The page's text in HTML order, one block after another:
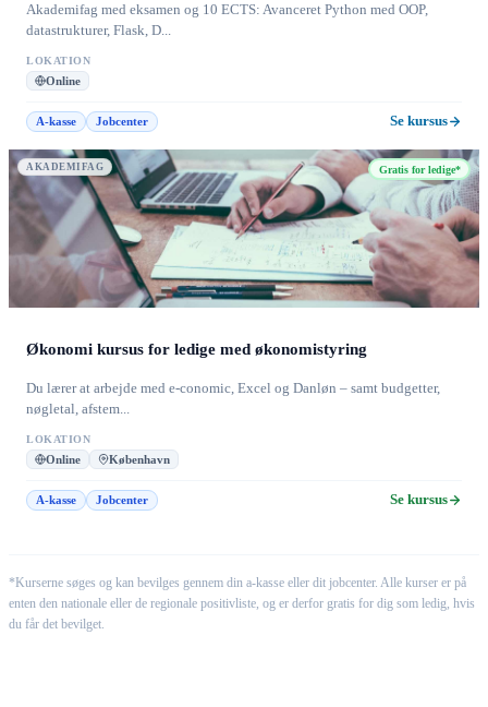
Akademifag med eksamen og 10 ECTS: Avanceret Python med OOP,
datastrukturer, Flask, D...
LOKATION
Online
A-kasse Jobcenter Se kursus
AKADEMIFAG Gratis for ledige*
Økonomi kursus for ledige med økonomistyring
Du lærer at arbejde med e-conomic, Excel og Danløn – samt budgetter,
nøgletal, afstem...
LOKATION
Online København
A-kasse Jobcenter Se kursus
*Kurserne søges og kan bevilges gennem din a-kasse eller dit jobcenter. Alle kurser er på
enten den nationale eller de regionale positivliste, og er derfor gratis for dig som ledig, hvis
du får det bevilget.